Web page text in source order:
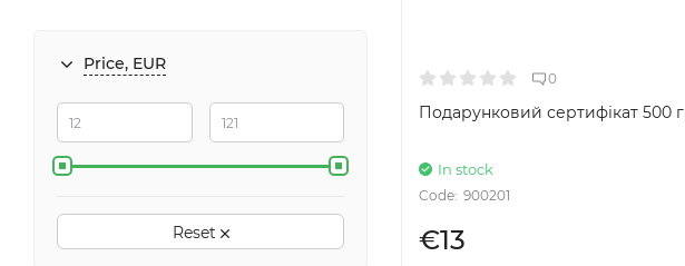
Price, EUR
Reset
0
Подарунковий сертифікат 500
In stock
Code: 900201
€13